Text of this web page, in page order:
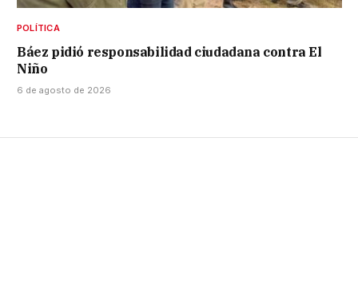
POLÍTICA
Báez pidió responsabilidad ciudadana contra El
Niño
6 de agosto de 2026